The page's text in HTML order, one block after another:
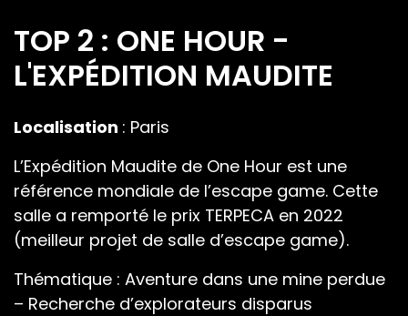
TOP 2 : ONE HOUR -
L'EXPÉDITION MAUDITE
Localisation : Paris
L’Expédition Maudite de One Hour est une
référence mondiale de l’escape game. Cette
salle a remporté le prix TERPECA en 2022
(meilleur projet de salle d’escape game).
Thématique : Aventure dans une mine perdue
– Recherche d’explorateurs disparus